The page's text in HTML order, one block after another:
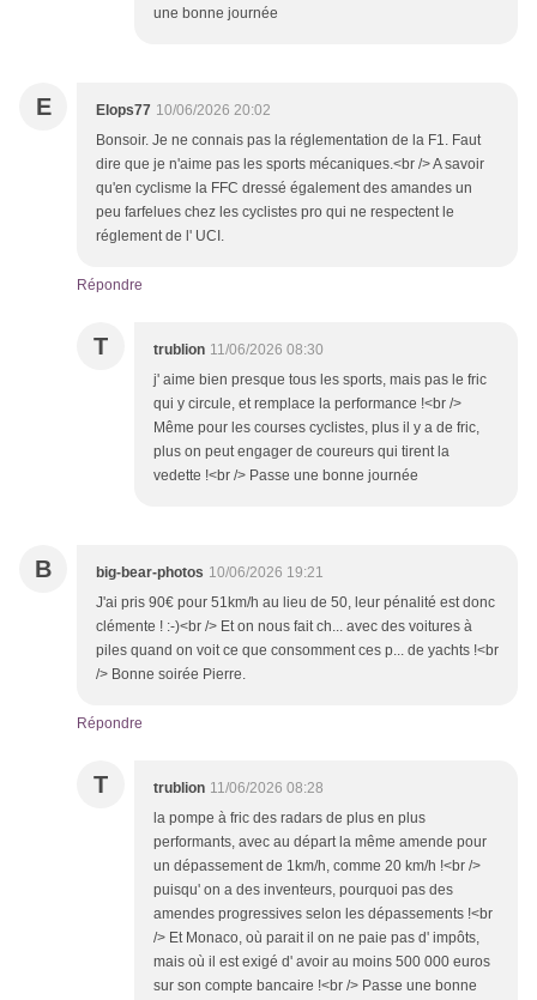
une bonne journée
E Elops77 10/06/2026 20:02
Bonsoir. Je ne connais pas la réglementation de la F1. Faut
dire que je n'aime pas les sports mécaniques.<br /> A savoir
qu'en cyclisme la FFC dressé également des amandes un
peu farfelues chez les cyclistes pro qui ne respectent le
réglement de l' UCI.
Répondre
T trublion 11/06/2026 08:30
j' aime bien presque tous les sports, mais pas le fric
qui y circule, et remplace la performance !<br />
Même pour les courses cyclistes, plus il y a de fric,
plus on peut engager de coureurs qui tirent la
vedette !<br /> Passe une bonne journée
B big-bear-photos 10/06/2026 19:21
J'ai pris 90€ pour 51km/h au lieu de 50, leur pénalité est donc
clémente ! :-)<br /> Et on nous fait ch... avec des voitures à
piles quand on voit ce que consomment ces p... de yachts !<br
/> Bonne soirée Pierre.
Répondre
T trublion 11/06/2026 08:28
la pompe à fric des radars de plus en plus
performants, avec au départ la même amende pour
un dépassement de 1km/h, comme 20 km/h !<br />
puisqu' on a des inventeurs, pourquoi pas des
amendes progressives selon les dépassements !<br
/> Et Monaco, où parait il on ne paie pas d' impôts,
mais où il est exigé d' avoir au moins 500 000 euros
sur son compte bancaire !<br /> Passe une bonne